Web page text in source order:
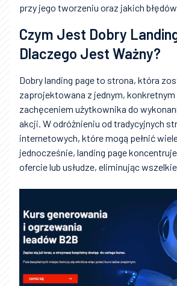
przy jego tworzeniu oraz jakich
Czym Jest Dobry
Dlaczego Jest Ważny?
Dobry landing page to strona, która
zaprojektowana z jednym, konkretnym
zachęceniem użytkownika do
akcji. W odróżnieniu od tradycyjnych
internetowych, które mogą pełnić
jednocześnie, landing page
ofercie lub usłudze, eliminując